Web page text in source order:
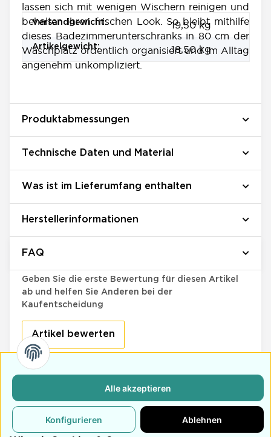
lassen sich mit wenigen Wischern reinigen und
behalten ihren frischen Look. So bleibt mithilfe
dieses Badezimmerunterschranks in 80 cm der
Waschplatz ordentlich organisiert und im Alltag
angenehm unkompliziert.
Produkteigenschaft
Wert
Versandgewicht: 19,50 kg
Artikelgewicht: 18,50 kg
Produktabmessungen
Technische Daten und Material
Was ist im Lieferumfang enthalten
Herstellerinformationen
FAQ
Geben Sie die erste Bewertung für diesen Artikel
ab und helfen Sie Anderen bei der
Kaufentscheidung
Artikel bewerten
Tagen Widerruf
innerhalb von 48
Alle akzeptieren
Konfigurieren Ablehnen